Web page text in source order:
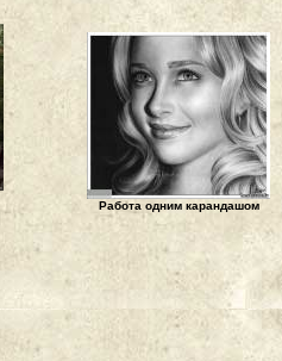
Работа одним карандашом